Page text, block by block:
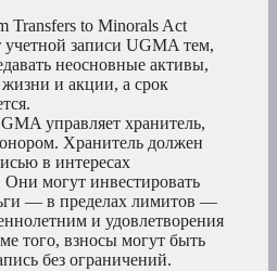
Transfers to Minorals Act
записи UGMA тем,
неосновные активы,
жизни и акции, а срок
управляет хранитель,
Хранитель должен
в интересах
могут инвестировать
— в пределах лимитов —
и удовлетворения
того, взносы могут быть
без ограничений.